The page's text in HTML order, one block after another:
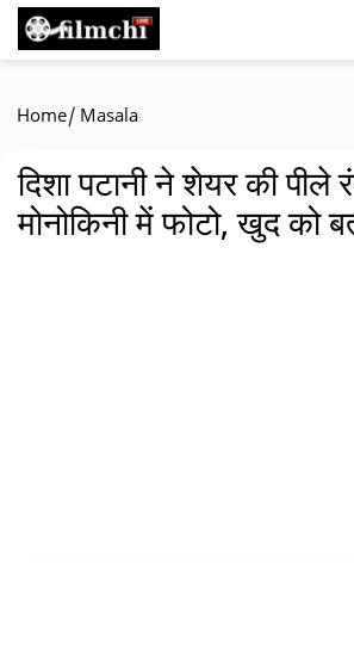
Home/ Masala
दिशा पटानी ने शेयर की पीले
मोनोकिनी में फोटो, खुद को